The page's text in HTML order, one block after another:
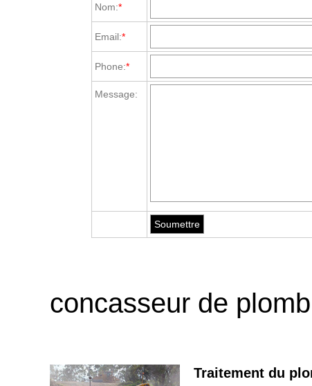
Nom:*
Email:*
Phone:*
Message:
concasseur de
Traitement du